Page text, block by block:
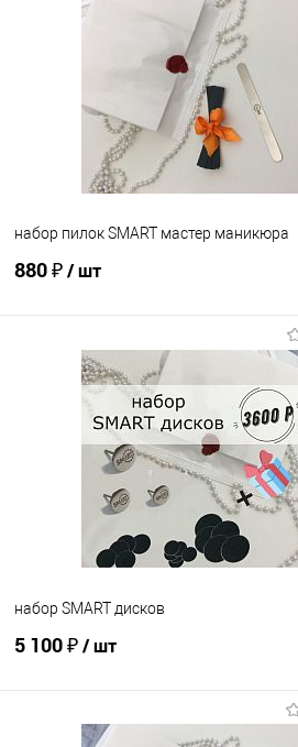
набор пилок SMART мастер маникюра
880 ₽/ шт
В корзину
Сравнение
В избранное
В наличии
набор SMART дисков
5 100 ₽/ шт
В корзину